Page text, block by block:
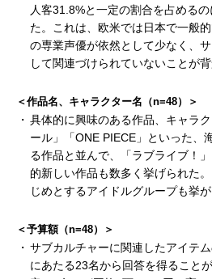
人客31.8%と一定の割合を占める
た。これは、欧米では日本で一般
の専業声優が依然として少なく、
して関連づけられていないことが
＜作品名、キャラクター名（n=48）＞
・ 具体的に興味のある作品、キャラ
ール」「ONE PIECE」といった、
る作品と並んで、「ラブライブ！
的新しい作品も数多く挙げられた
じめとするアイドルグループも挙が
＜予算額（n=48）＞
・ サブカルチャーに関連したアイテ
にあたる23名から回答を得ること